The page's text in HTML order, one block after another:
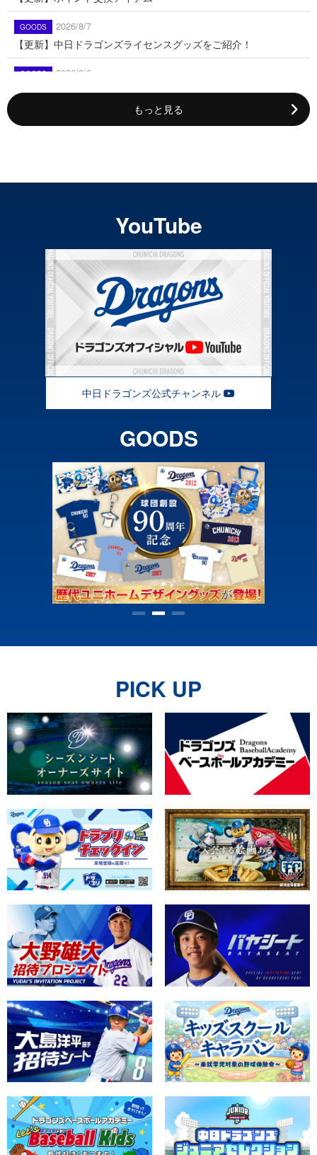
2026/8/7
【更新】中日ドラゴンズライセンスグッズをご紹介！
2026/8/6
吉田聖弥投手「プロ初勝利」記念商品販売のお知らせ
8/13 岐阜県可児市冠ゲームのご案内「観戦者限定の抽選会開
2026/8/5
JERA セントラル・リーグ試合日程追加
8/5より松山晋也投手のLINEスタンプが発売！
2026/8/4
【更新】選手プロデュースメニュー
2026/8/3
野球ガチャ8/4～ 東京ヤクルト戦より発売
2026/8/3
東邦ガス×中日ドラゴンズ ハズレなし「夏のがすてきチャン
スくじ」を実施中！
2026/8/3
8/5、6 ヤクルト戦で「こどもファスト・トラック（先行入場
の取り組み）」を実施します
お知らせ！
2026/7/31
柳橋中央市場ビアガーデンでアサヒビール「ドラゴンズキャ
ンペーン」実施中！
グッズショップ「プリズマクラブ」におけるデジタル入店整
理券サービス『mogily（モギリー）』導入のお知らせ
2026/7/31
JAバンクあいち【「ドアラ」×「よりぞう」コラボグッズ】
プレゼントキャンペーン実施中！
2026/7/31
8/13 横浜DeNA戦 「ファーム・リーグ バンテリンドーム開
催」イベント情報
2026/7/31
8/13 ファーム・リーグ バンテリンドーム開催にてアプリで来
場登録「ドラプリチェックイン」のお知らせ
2026/7/31
【ドラコレ】ドアラデー 2026を記念した新トレカ登場！今な
ら板山選手の限定トレカももれなくもらえる！
2026/7/30
支配下選手契約のお知らせ
2026/7/30
もっと見る
2026/08/08 なごきゅー名鑑
【2026オールスター】球宴初出場
2026/08/07 #Dragons_Inside 特別編
マラーの兄が見た『日本のプロ野
球』…「うわさ以上に」ある姿勢…
2026/08/06 宮部アナの心の実況席
える男〟の最後の夢が動き出し…
金丸夢斗投手インタビュー #1 1年
目と比べて成長を感じると…
2026/08/03 もっと知りたい!
愛される男…筆友の『まっちゃん』
松下雄一郎さんが逝った…さら…
2026/08/02 龍の背記者のプラスワン
2026/08/08 中日ドラゴンズニュース
目の自己改革“デジタルデトッ…
2026/08/08 中日ドラゴンズニュース
中日・石川昂弥、攻守に大車輪!2回
「積極的に」一挙4点先制劇…
2026/08/08 中日ドラゴンズニュース
安打でチームも5連勝!その…
中日・村松開人、「次の1点が大事
だと…」貴重な追加点生み出す…
2026/08/08 中日ドラゴンズニュース
中日・加藤匠馬、3週間ぶりスタメ
ンマスクで攻守で5連勝に貢献…
YouTube
中日ドラゴンズ公式チャンネル
GOODS
PICK UP